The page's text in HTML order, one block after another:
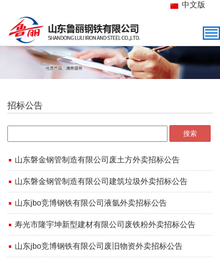
中文版
招标公告
搜索
山东磐金钢管制造有限公司废土方外卖招标公告
山东磐金钢管制造有限公司建筑垃圾外卖招标公告
山东jbo竞博钢铁有限公司液氩外卖招标公告
寿光市隆宇坤新型建材有限公司废铁粉外卖招标公告
山东jbo竞博钢铁有限公司废旧物资外卖招标公告